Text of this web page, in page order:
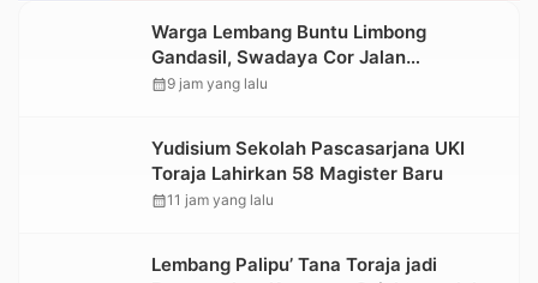
Warga Lembang Buntu Limbong
Gandasil, Swadaya Cor Jalan
Sepanjang 500 Meter
calendar_month9 jam yang lalu
Yudisium Sekolah Pascasarjana UKI
Toraja Lahirkan 58 Magister Baru
calendar_month11 jam yang lalu
Lembang Palipu’ Tana Toraja jadi